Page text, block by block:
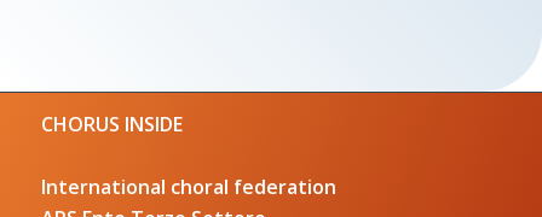
CHORUS INSIDE
International choral federation